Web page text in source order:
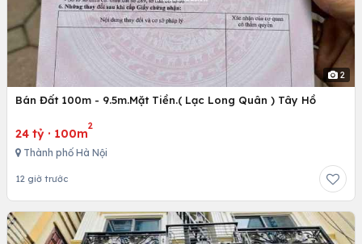
2
Bán Đất 100m - 9.5m.Mặt Tiền.( Lạc Long Quân ) Tây Hồ
24 tỷ · 100m
2
Thành phố Hà Nội
12 giờ trước